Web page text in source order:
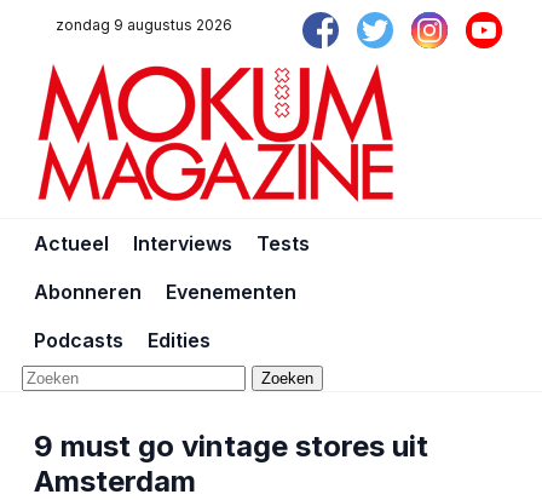
zondag 9 augustus 2026
Actueel Interviews
Tests
Abonneren
Evenementen
Podcasts
Edities
Zoeken
9 must go vintage stores uit
Amsterdam